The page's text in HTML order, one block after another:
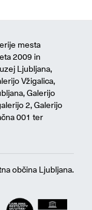
mesta
2009 in
Ljubljana,
Vžigalica,
Galerijo
2, Galerijo
001 ter
občina Ljubljana.